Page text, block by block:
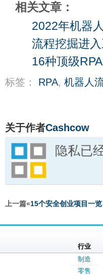
相关文章：
2022年机器
流程挖掘进
16种顶级
标签： RPA, 机器人
关于作者Cashcow
隐私已
上一篇«15个安全创业项目一
行业
制造
零售